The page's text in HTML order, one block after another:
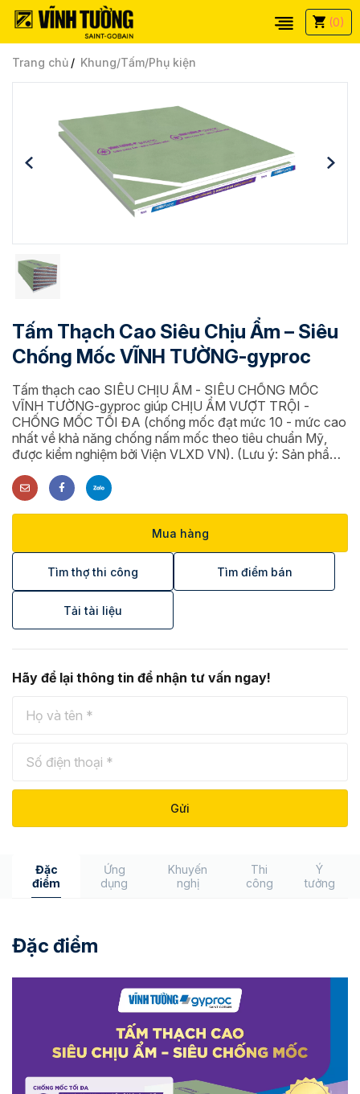
(0)
Trang chủ Khung/Tấm/Phụ kiện
Tấm Thạch Cao Siêu Chịu Ẩm – Siêu
Chống Mốc VĨNH TƯỜNG-gyproc
Tấm thạch cao SIÊU CHỊU ẨM - SIÊU CHỐNG MỐC
VĨNH TƯỜNG-gyproc giúp CHỊU ẨM VƯỢT TRỘI -
CHỐNG MỐC TỐI ĐA (chống mốc đạt mức 10 - mức cao
nhất về khả năng chống nấm mốc theo tiêu chuẩn Mỹ,
được kiểm nghiệm bởi Viện VLXD VN). (Lưu ý: Sản phẩm
Mua hàng
Tìm thợ thi công Tìm điểm bán
Tải tài liệu
Hãy để lại thông tin để nhận tư vấn ngay!
Đặc
điểm
Ứng
dụng
Khuyến
nghị
Thi
công
Ý
tưởng
Đặc điểm